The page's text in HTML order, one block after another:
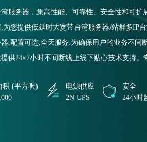
台湾服务器 越南服务器
泰国服务器 新加坡服务器
英国服务器 法国服务器
匈牙利服务器 澳洲服务器
式 服务条款
服务器，集高性能、可靠性、安全性和可
为您提供低延时大宽带台湾服务器/站群多IP
器,配置可选,全天服务.为确保用户的业务不间
供24×7小时不间断线上线下贴心技术支持。
积 (平方呎)
电源供应
2N UPS
安全
24小时